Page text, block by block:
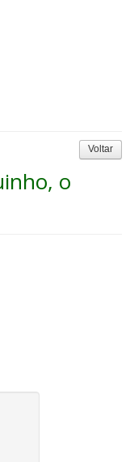
Voltar
o